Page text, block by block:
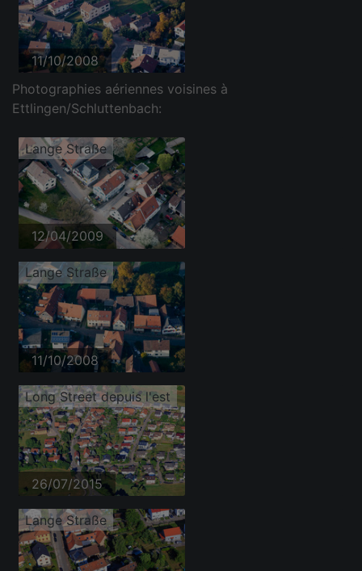
11/10/2008
Photographies aériennes voisines à
Ettlingen/Schluttenbach:
Lange Straße
12/04/2009
Lange Straße
11/10/2008
Long Street depuis l'est
26/07/2015
Lange Straße